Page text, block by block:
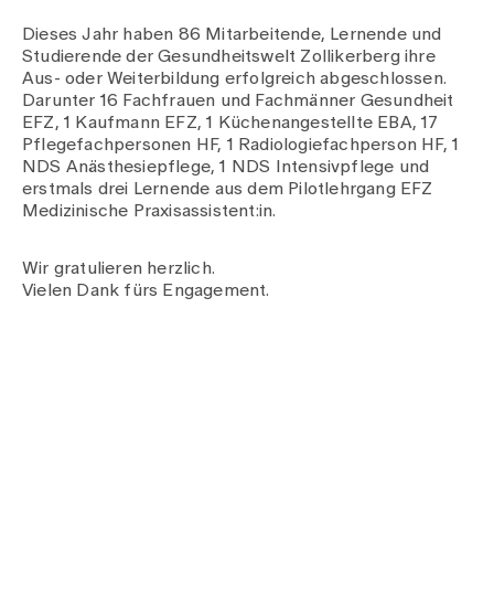
Über uns
Aktuelles
Jobs & Karriere
Kontakt
Babygalerie
Dieses Jahr haben 86 Mitarbeitende, Lernende und
Studierende der Gesundheitswelt Zollikerberg ihre
Aus- oder Weiterbildung erfolgreich abgeschlossen.
Darunter 16 Fachfrauen und Fachmänner Gesundheit
EFZ, 1 Kaufmann EFZ, 1 Küchenangestellte EBA, 17
Pflegefachpersonen HF, 1 Radiologiefachperson HF, 1
NDS Anästhesiepflege, 1 NDS Intensivpflege und
erstmals drei Lernende aus dem Pilotlehrgang EFZ
Medizinische Praxisassistent:in.
Wir gratulieren herzlich.
Vielen Dank fürs Engagement.